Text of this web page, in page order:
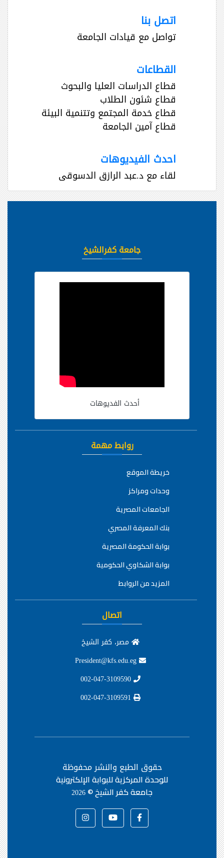
اتصل بنا
تواصل مع قيادات الجامعة
القطاعات
قطاع الدراسات العليا والبحوث
قطاع شئون الطلاب
قطاع خدمة المجتمع وتتنمية البيئة
قطاع آمين الجامعة
احدث الفيديوهات
لقاء مع د.عبد الرازق الدسوقى
جامعة كفرالشيخ
أحدث الفديوهات
روابط مهمة
خريطة الموقع
وحدات ومراكز
الجامعات المصرية
بنك المعرفة المصري
بوابة الحكومة المصرية
بوابة الشكاوي الحكومية
المزيد من الروابط
اتصال
مصر، كفر الشيخ
حقوق الطبع والنشر محفوظة
للوحدة المركزية للبوابة الإلكترونية
جامعة كفر الشيخ ©2026